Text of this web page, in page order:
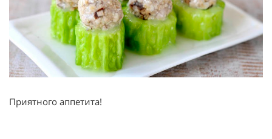
Приятного аппетита!